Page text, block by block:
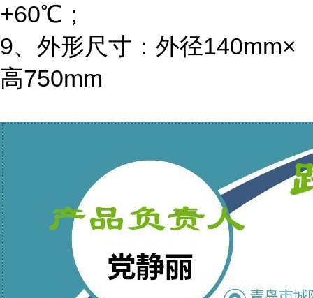
+60℃；
9、外形尺寸：外径140mm×
高750mm